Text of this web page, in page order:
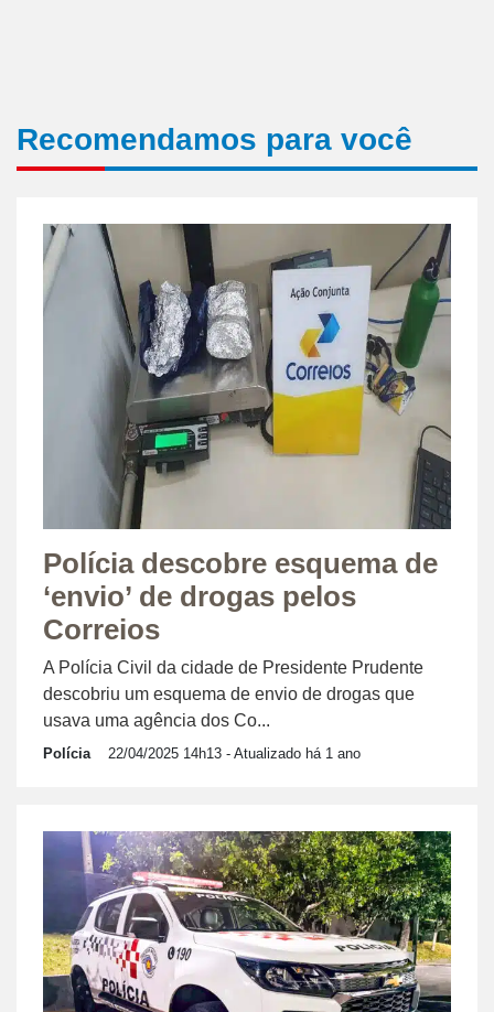
Recomendamos para você
Polícia descobre esquema de
‘envio’ de drogas pelos
Correios
A Polícia Civil da cidade de Presidente Prudente
descobriu um esquema de envio de drogas que
usava uma agência dos Co...
Polícia 22/04/2025 14h13 - Atualizado há 1 ano